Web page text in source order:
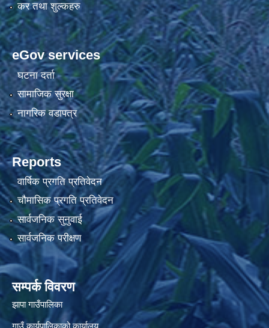
कर तथा शुल्कहरु
eGov services
घटना दर्ता
सामाजिक सुरक्षा
नागरिक वडापत्र
Reports
वार्षिक प्रगति प्रतिवेदन
चौमासिक प्रगति प्रतिवेदन
सार्वजनिक सुनुवाई
सार्वजनिक परीक्षण
सम्पर्क विवरण
झापा गाउँपालिका
गाउँ कार्यपालिकाको कार्यालय